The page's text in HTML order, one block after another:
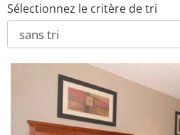
Sélectionnez le critère de tri